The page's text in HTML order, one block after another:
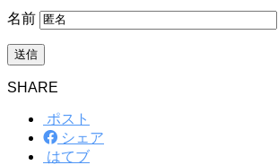
名前
SHARE
ポスト
シェア
はてブ